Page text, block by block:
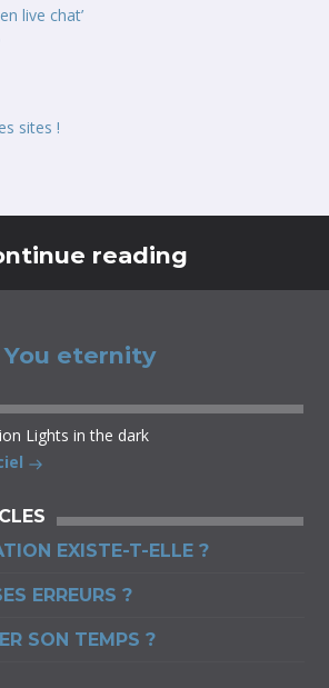
live chat’
sites !
reading
You eternity
Lights in the dark
EXISTE-T-ELLE ?
ERREURS ?
SON TEMPS ?